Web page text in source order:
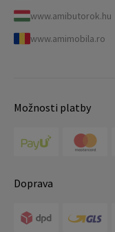
www.amibutorok.hu
www.amimobila.ro
Možnosti platby
Doprava